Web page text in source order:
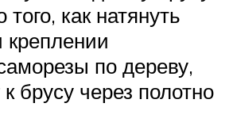
того, как натянуть
креплении
по дереву,
брусу через полотно